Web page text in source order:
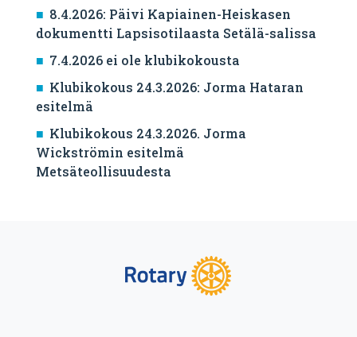
8.4.2026: Päivi Kapiainen-Heiskasen
dokumentti Lapsisotilaasta Setälä-salissa
7.4.2026 ei ole klubikokousta
Klubikokous 24.3.2026: Jorma Hataran
esitelmä
Klubikokous 24.3.2026. Jorma
Wickströmin esitelmä
Metsäteollisuudesta